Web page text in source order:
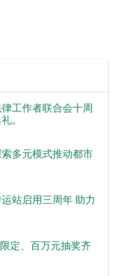
工作者联合会十周
。
多元模式推动都市
站启用三周年 助力
定、百万元抽奖齐